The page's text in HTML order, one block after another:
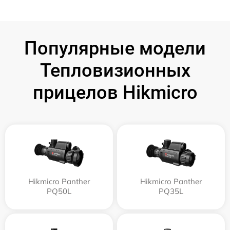
Популярные модели
Тепловизионных
прицелов Hikmicro
Hikmicro Panther
PQ50L
Hikmicro Panther
PQ35L